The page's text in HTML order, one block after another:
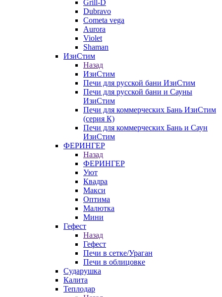
Grill-D
Dubravo
Cometa vega
Aurora
Violet
Shaman
ИзиСтим
Назад
ИзиСтим
Печи для русской бани ИзиСтим
Печи для русской бани и Сауны
ИзиСтим
Печи для коммерческих Бань ИзиСтим
(серия К)
Печи для коммерческих Бань и Саун
ИзиСтим
ФЕРИНГЕР
Назад
ФЕРИНГЕР
Уют
Квадра
Макси
Оптима
Малютка
Мини
Гефест
Назад
Гефест
Печи в сетке/Ураган
Печи в облицовке
Сударушка
Калита
Теплодар